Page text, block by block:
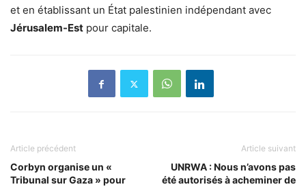
et en établissant un État palestinien indépendant avec
Jérusalem-Est pour capitale.
Article précédent
Corbyn organise un «
Tribunal sur Gaza » pour
Article suivant
UNRWA : Nous n’avons pas
été autorisés à acheminer de